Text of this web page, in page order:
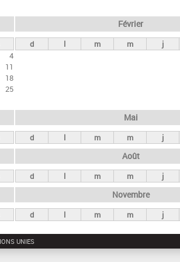
4
11
18
25
Février
d l m m j
Mai
d l m m j
Août
d l m m j
Novembre
d l m m j
UNIES